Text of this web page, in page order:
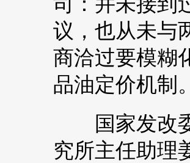
议，也从未与
商洽过要模糊
品油定价机制
国家发改
究所主任助理